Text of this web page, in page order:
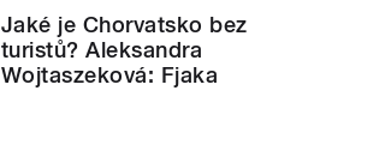
Jaké je Chorvatsko bez
turistů? Aleksandra
Wojtaszeková: Fjaka